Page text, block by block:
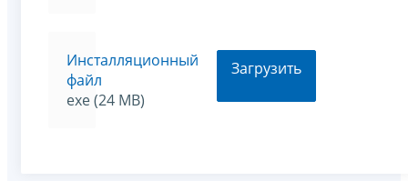
Инсталляционный
файл
exe (24 MB)
Загрузить